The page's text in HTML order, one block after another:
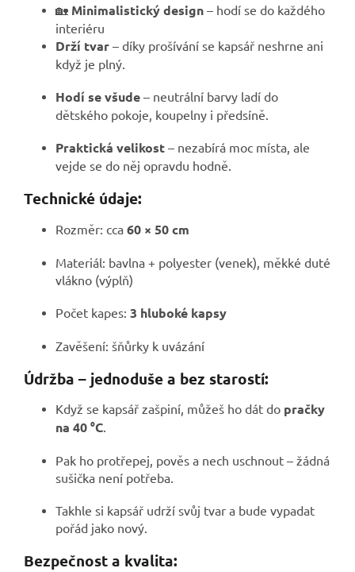
🏡 Minimalistický design – hodí se do každého
interiéru
Drží tvar – díky prošívání se kapsář neshrne ani
když je plný.
Hodí se všude – neutrální barvy ladí do
dětského pokoje, koupelny i předsíně.
Praktická velikost – nezabírá moc místa, ale
vejde se do něj opravdu hodně.
Technické údaje:
Rozměr: cca 60 × 50 cm
Materiál: bavlna + polyester (venek), měkké duté
vlákno (výplň)
Počet kapes: 3 hluboké kapsy
Zavěšení: šňůrky k uvázání
Údržba – jednoduše a bez starostí:
Když se kapsář zašpiní, můžeš ho dát do pračky
na 40 °C.
Pak ho protřepej, pověs a nech uschnout – žádná
sušička není potřeba.
Takhle si kapsář udrží svůj tvar a bude vypadat
pořád jako nový.
Bezpečnost a kvalita: